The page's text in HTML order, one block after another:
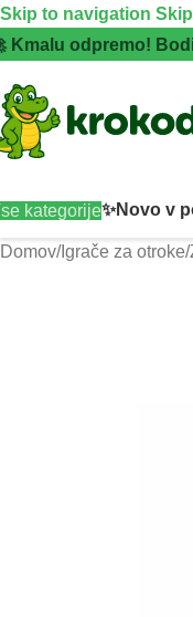
Skip to navigation
Kmalu odpremo!
kategorije✨Novo v
Domov/Igrače za otroke/